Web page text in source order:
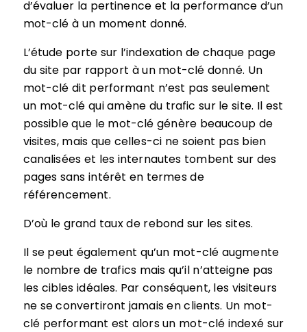
d’évaluer la pertinence et la performance d’un
mot-clé à un moment donné.
L’étude porte sur l’indexation de chaque page
du site par rapport à un mot-clé donné. Un
mot-clé dit performant n’est pas seulement
un mot-clé qui amène du trafic sur le site. Il est
possible que le mot-clé génère beaucoup de
visites, mais que celles-ci ne soient pas bien
canalisées et les internautes tombent sur des
pages sans intérêt en termes de
référencement.
D’où le grand taux de rebond sur les sites.
Il se peut également qu’un mot-clé augmente
le nombre de trafics mais qu’il n’atteigne pas
les cibles idéales. Par conséquent, les visiteurs
ne se convertiront jamais en clients. Un mot-
clé performant est alors un mot-clé indexé sur